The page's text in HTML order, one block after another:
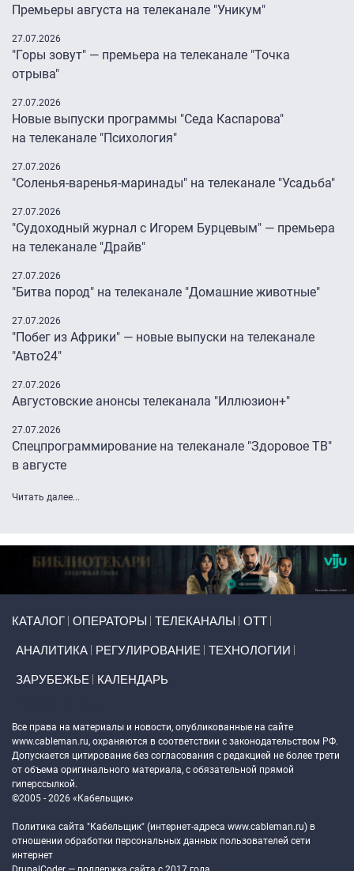
Премьеры августа на телеканале "Уникум"
27.07.2026
"Горы зовут" — премьера на телеканале "Точка
отрыва"
27.07.2026
Новые выпуски программы "Седа Каспарова"
на телеканале "Психология"
27.07.2026
"Соленья-варенья-маринады" на телеканале "Усадьба"
27.07.2026
"Судоходный журнал с Игорем Бурцевым" — премьера
на телеканале "Драйв"
27.07.2026
"Битва пород" на телеканале "Домашние животные"
27.07.2026
"Побег из Африки" — новые выпуски на телеканале
"Авто24″
27.07.2026
Августовские анонсы телеканала "Иллюзион+"
27.07.2026
Спецпрограммирование на телеканале "Здоровое ТВ"
в августе
Читать далее...
КАТАЛОГ ОПЕРАТОРЫ ТЕЛЕКАНАЛЫ ОТТ
АНАЛИТИКА РЕГУЛИРОВАНИЕ ТЕХНОЛОГИИ
ЗАРУБЕЖЬЕ КАЛЕНДАРЬ
Все права на материалы и новости, опубликованные на сайте
www.cableman.ru, охраняются в соответствии с законодательством РФ.
Допускается цитирование без согласования с редакцией не более трети
от объема оригинального материала, с обязательной прямой
гиперссылкой.
©2005 - 2026 «Кабельщик»
Политика сайта "Кабельщик" (интернет-адреса www.cableman.ru) в
отношении обработки персональных данных пользователей сети
интернет